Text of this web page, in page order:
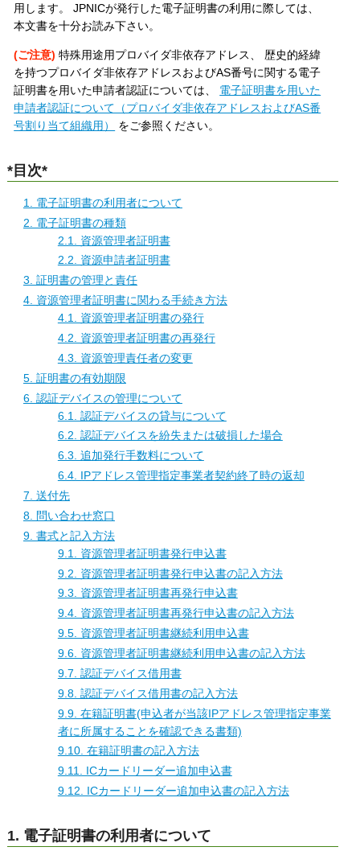
用します。 JPNICが発行した電子証明書の利用に際しては、
本文書を十分お読み下さい。
(ご注意) 特殊用途用プロバイダ非依存アドレス、 歴史的経緯
を持つプロバイダ非依存アドレスおよびAS番号に関する電子
証明書を用いた申請者認証については、 電子証明書を用いた
申請者認証について（プロバイダ非依存アドレスおよびAS番
号割り当て組織用）
をご参照ください。
*目次*
1. 電子証明書の利用者について
2. 電子証明書の種類
2.1. 資源管理者証明書
2.2. 資源申請者証明書
3. 証明書の管理と責任
4. 資源管理者証明書に関わる手続き方法
4.1. 資源管理者証明書の発行
4.2. 資源管理者証明書の再発行
4.3. 資源管理責任者の変更
5. 証明書の有効期限
6. 認証デバイスの管理について
6.1. 認証デバイスの貸与について
6.2. 認証デバイスを紛失または破損した場合
6.3. 追加発行手数料について
6.4. IPアドレス管理指定事業者契約終了時の返却
7. 送付先
8. 問い合わせ窓口
9. 書式と記入方法
9.1. 資源管理者証明書発行申込書
9.2. 資源管理者証明書発行申込書の記入方法
9.3. 資源管理者証明書再発行申込書
9.4. 資源管理者証明書再発行申込書の記入方法
9.5. 資源管理者証明書継続利用申込書
9.6. 資源管理者証明書継続利用申込書の記入方法
9.7. 認証デバイス借用書
9.8. 認証デバイス借用書の記入方法
9.9. 在籍証明書(申込者が当該IPアドレス管理指定事業
者に所属することを確認できる書類)
9.10. 在籍証明書の記入方法
9.11. ICカードリーダー追加申込書
9.12. ICカードリーダー追加申込書の記入方法
1. 電子証明書の利用者について